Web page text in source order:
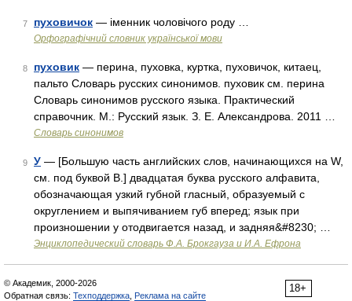
7 пуховичок — іменник чоловічого роду …
Орфографічний словник української мови
8 пуховик — перина, пуховка, куртка, пуховичок, китаец,
пальто Словарь русских синонимов. пуховик см. перина
Словарь синонимов русского языка. Практический
справочник. М.: Русский язык. З. Е. Александрова. 2011 …
Словарь синонимов
9 У — [Большую часть английских слов, начинающихся на W,
см. под буквой В.] двадцатая буква русского алфавита,
обозначающая узкий губной гласный, образуемый с
округлением и выпячиванием губ вперед; язык при
произношении у отодвигается назад, и задняя&#8230; …
Энциклопедический словарь Ф.А. Брокгауза и И.А. Ефрона
18+
© Академик, 2000-2026
Обратная связь: Техподдержка Реклама на сайте